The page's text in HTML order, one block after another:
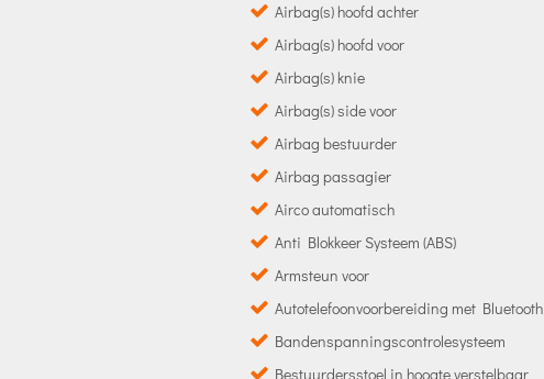
Airbag(s) hoofd achter
Airbag(s) hoofd voor
Airbag(s) knie
Airbag(s) side voor
Airbag bestuurder
Airbag passagier
Airco automatisch
Anti Blokkeer Systeem (ABS)
Armsteun voor
Autotelefoonvoorbereiding met Bluetooth
Bandenspanningscontrolesysteem
Bestuurdersstoel in hoogte verstelbaar